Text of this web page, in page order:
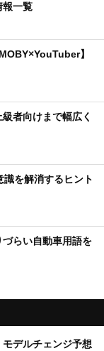
報一覧
】
者向けまで幅広く
識を解消するヒント
づらい自動車用語を
モデルチェンジ予想